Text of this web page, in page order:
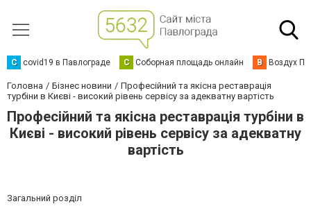
C covid19 в Павлограде С Соборная площадь онлайн В Воздух
Головна Бізнес новини
Професійний та якісна реставрація
турбіни в Києві - високий рівень сервісу за адекватну вартість
Професійний та якісна реставрація турбіни в
Києві - високий рівень сервісу за адекватну
вартість
Загальний розділ